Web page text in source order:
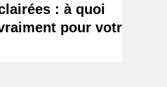
: à quoi
pour votre